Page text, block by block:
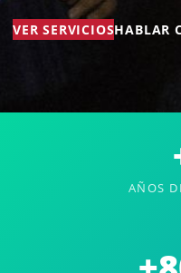
VER SERVICIOSHABLAR
AÑOS